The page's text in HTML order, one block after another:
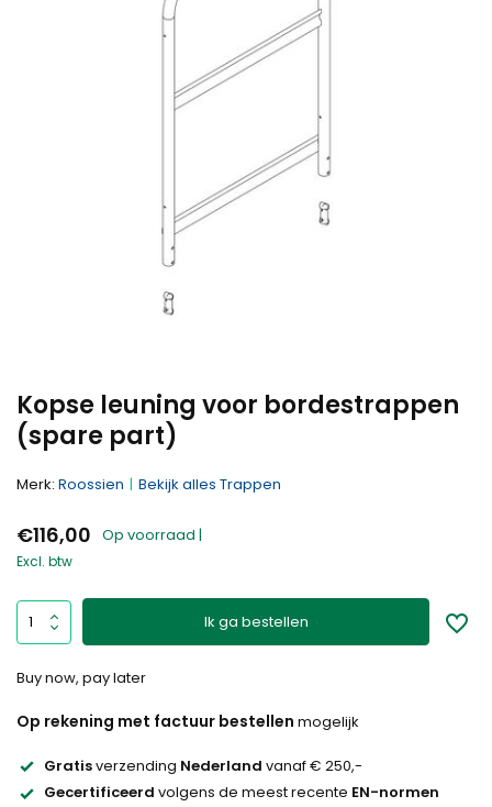
Kopse leuning voor bordestrappen
(spare part)
Merk: Roossien Bekijk alles Trappen
€116,00 Op voorraad |
Excl. btw
Ik ga bestellen
Buy now, pay later
Op rekening met factuur bestellen mogelijk
Gratisverzending Nederland vanaf € 250,-
Gecertificeerd volgens de meest recente EN-normen